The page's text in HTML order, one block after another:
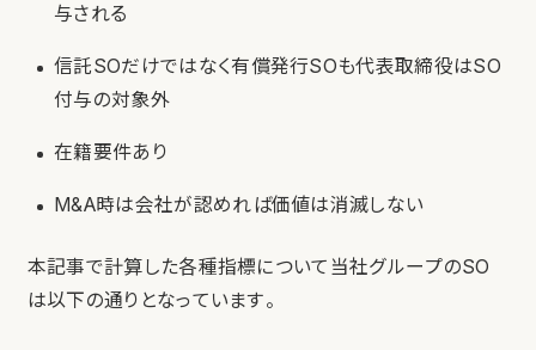
与される
信託SOだけではなく有償発行SOも代表取締役はSO
付与の対象外
在籍要件あり
M&A時は会社が認めれば価値は消滅しない
本記事で計算した各種指標について当社グループのSO
は以下の通りとなっています。